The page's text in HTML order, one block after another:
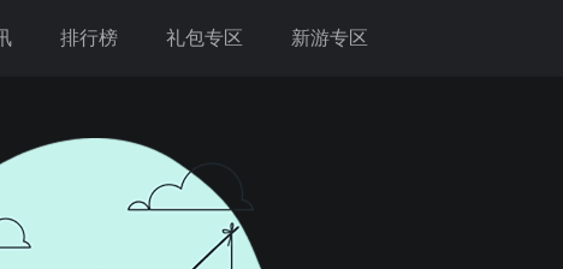
排行榜 礼包专区 新游专区